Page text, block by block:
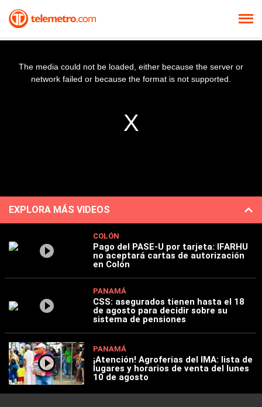
The media could not be loaded, either because the server or
network failed or because the format is not supported.
EXPLORA MÁS VIDEOS
COLÓN
Pago del PASE-U por tarjeta: IFARHU
no aceptará cartas de autorización
en Colón
PANAMÁ
CSS: asegurados tienen hasta el 18
de agosto para decidir sobre su
sistema de pensiones
PANAMÁ
¡Atención! Agroferias del IMA: lista de
lugares y horarios de venta del lunes
10 de agosto